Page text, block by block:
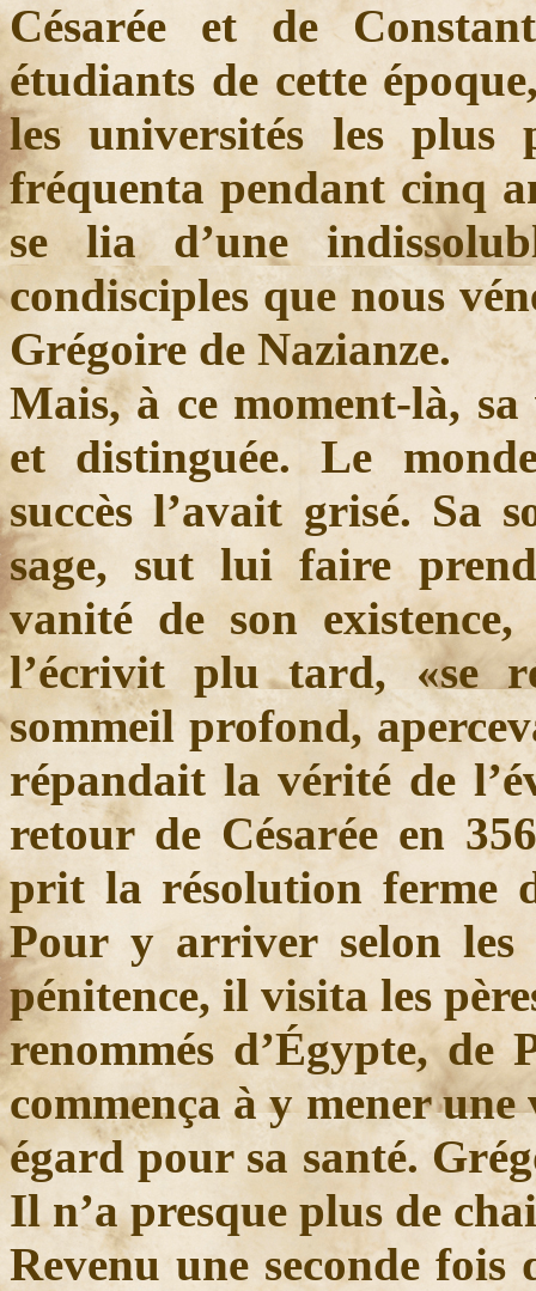
Césarée et de
étudiants de cette
les universités les plus
fréquenta pendant cinq
se lia d’une
condisciples que nous
Grégoire de Nazianze.
Mais, à ce moment-là,
et distinguée. Le
succès l’avait grisé. Sa
sage, sut lui faire
vanité de son
l’écrivit plu tard, «se
sommeil profond,
répandait la vérité de
retour de Césarée en
prit la résolution ferme
Pour y arriver selon les
pénitence, il visita les
renommés d’Égypte, de
commença à y mener
égard pour sa santé.
Il n’a presque plus de
Revenu une seconde